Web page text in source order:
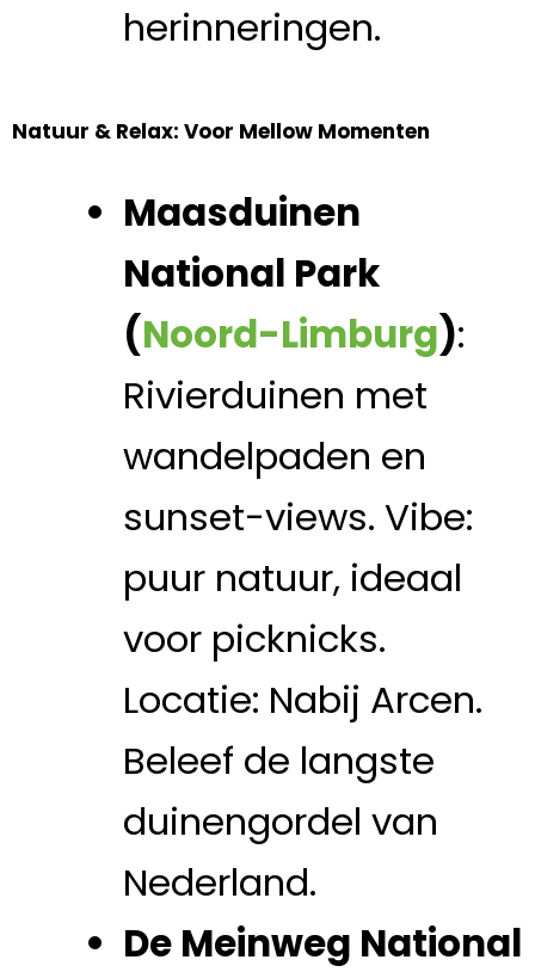
herinneringen.
Natuur & Relax: Voor Mellow Momenten
Maasduinen
National Park
(Noord-Limburg):
Rivierduinen met
wandelpaden en
sunset-views. Vibe:
puur natuur, ideaal
voor picknicks.
Locatie: Nabij Arcen.
Beleef de langste
duinengordel van
Nederland.
De Meinweg National